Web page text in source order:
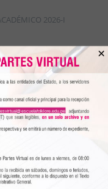
2026-I
CARMEN
GENERAL DE LA
×